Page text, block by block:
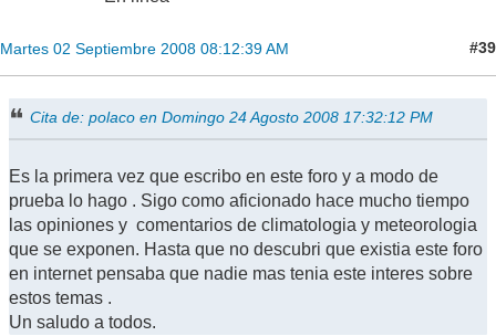
Martes 02 Septiembre 2008 08:12:39 AM #39
Cita de: polaco en Domingo 24 Agosto 2008 17:32:12 PM
Es la primera vez que escribo en este foro y a modo de
prueba lo hago . Sigo como aficionado hace mucho tiempo
las opiniones y comentarios de climatologia y meteorologia
que se exponen. Hasta que no descubri que existia este foro
en internet pensaba que nadie mas tenia este interes sobre
estos temas .
Un saludo a todos.